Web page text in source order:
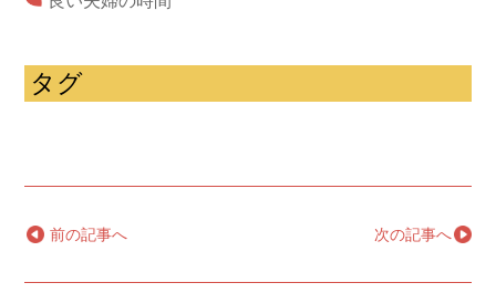
タグ
← 前の記事へ 次の記事へ→